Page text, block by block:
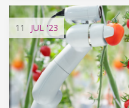
11 JUL '23